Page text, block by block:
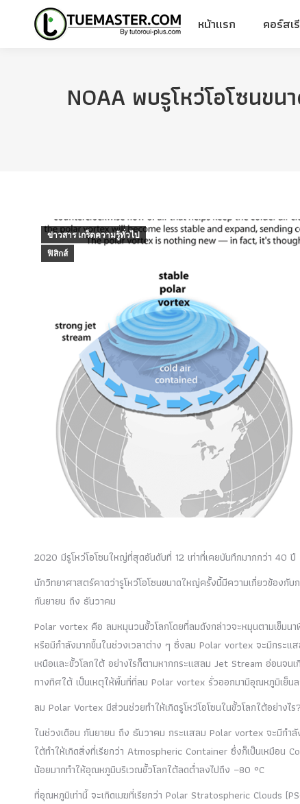
หน้าแรก คอร์สเ
NOAA พบรูโหว่โอโซนข
ข่าวสาร เกร็ดความรู้ทั่วไป
ฟิสิกส์
2020 มีรูโหว่โอโซนใหญ่ที่สุดอันดับที่ 12 เท่าที่เคยบันทึกมากกว่า 40 ปี
นักวิทยาศาสตร์คาดว่ารูโหว่โอโซนขนาดใหญ่ครั้งนี้มีความเกี่ยวข้องกั
กันยายน ถึง ธันวาคม
Polar vortex คือ ลมหมุนวนขั้วโลกโดยที่ลมดังกล่าวจะหมุนตามเข็มน
หรือมีกำลังมากขึ้นในช่วงเวลาต่าง ๆ ซึ่งลม Polar vortex จะมีกระ
เหนือและขั้วโลกใต้ อย่างไรก็ตามหากกระแสลม Jet Stream อ่อนจ
ทางทิศใต้ เป็นเหตุให้พื้นที่ที่ลม Polar vortex รั่วออกมามีอุณหภูมิเย็น
ลม Polar Vortex มีส่วนช่วยทำให้เกิดรูโหว่โอโซนในขั้วโลกใต้อย่างไร?
ในช่วงเดือน กันยายน ถึง ธันวาคม กระแสลม Polar vortex จะมีกำ
ใต้ทำให้เกิดสิ่งที่เรียกว่า Atmospheric Container ซึ่งก็เป็นเหมือน
น้อยมากทำให้อุณหภูมิบริเวณขั้วโลกใต้ลดต่ำลงไปถึง −80 °C
ที่อุณหภูมิเท่านี้ จะเกิดเมฆที่เรียกว่า Polar Stratospheric Clouds
หน้าแรก คอร์สเ